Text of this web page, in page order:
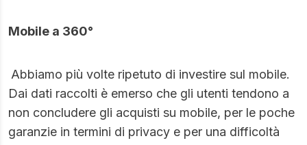
Mobile a 360°
Abbiamo più volte ripetuto di investire sul mobile.
Dai dati raccolti è emerso che gli utenti tendono a
non concludere gli acquisti su mobile, per le poche
garanzie in termini di privacy e per una difficoltà